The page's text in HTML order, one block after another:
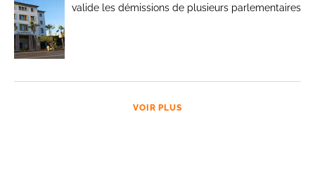
valide les démissions de plusieurs parlementaires
VOIR PLUS